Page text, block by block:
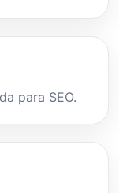
para SEO.